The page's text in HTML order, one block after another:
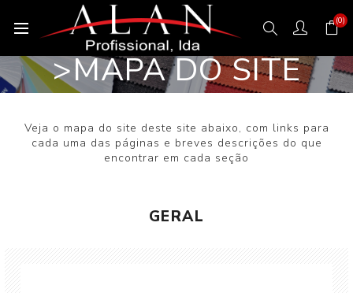
(0)
>MAPA DO SITE
Veja o mapa do site deste site abaixo, com links para
cada uma das páginas e breves descrições do que
encontrar em cada seção
GERAL